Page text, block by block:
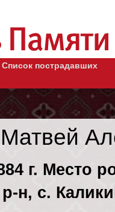
Список пострадавших
Матвей
г. Место
н, с.